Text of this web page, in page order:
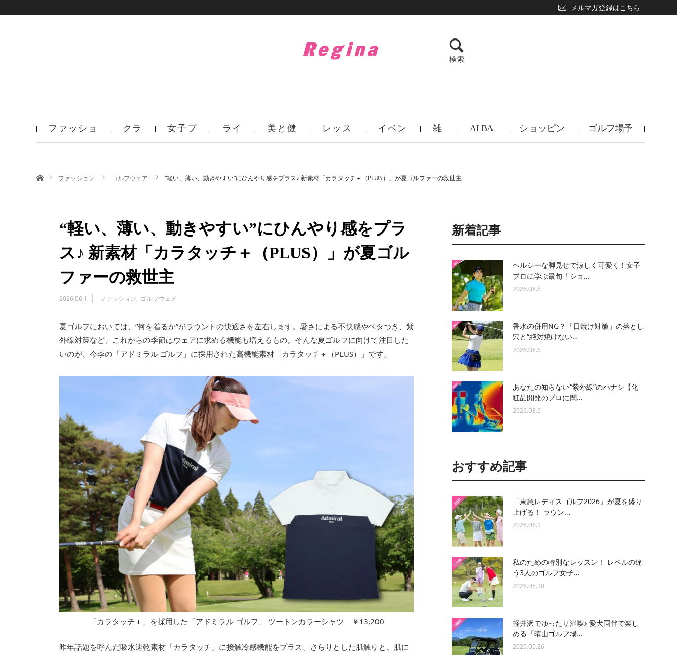
ファッショ クラ 女子プ ライ 美と健 レッス イベン 雑 ALBA ショッピン ゴルフ場予
メルマガ登録はこちら
検索
ホームファッション ゴルフウェア “軽い、薄い、動きやすい”にひんやり感をプラス♪ 新素材「カラタッチ＋（PLUS）」が夏ゴルファーの救世主
“軽い、薄い、動きやすい”にひんやり感をプラ
ス♪ 新素材「カラタッチ＋（PLUS）」が夏ゴル
ファーの救世主
2026.06.1 ファッション ゴルフウェア
夏ゴルフにおいては、“何を着るか”がラウンドの快適さを左右します。暑さによる不快感やベタつき、紫
外線対策など、これからの季節はウェアに求める機能も増えるもの。そんな夏ゴルフに向けて注目した
いのが、今季の「アドミラル ゴルフ」に採用された高機能素材「カラタッチ＋（PLUS）」です。
「カラタッチ＋」を採用した「アドミラル ゴルフ」 ツートンカラーシャツ ￥13,200
昨年話題を呼んだ吸水速乾素材「カラタッチ」に接触冷感機能をプラス。さらりとした肌触りと、肌に
新着記事
ヘルシーな脚見せで涼しく可愛く！女子
プロに学ぶ最旬「ショ…
2026.08.6
香水の併用NG？「日焼け対策」の落とし
穴と“絶対焼けない…
2026.08.6
あなたの知らない“紫外線”のハナシ【化
粧品開発のプロに聞…
2026.08.5
おすすめ記事
「東急レディスゴルフ2026」が夏を盛り
上げる！ ラウン…
2026.06.1
私のための特別なレッスン！ レベルの違
う3人のゴルフ女子…
2026.05.30
軽井沢でゆったり満喫♪ 愛犬同伴で楽し
める「晴山ゴルフ場…
2026.05.26